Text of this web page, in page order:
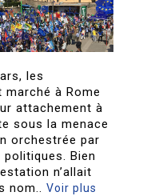
les
à Rome
attachement à
sous la menace
orchestrée par
Bien
n’allait
nom..Voir plus